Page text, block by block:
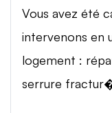
Vous avez été
intervenons en
logement :
serrure